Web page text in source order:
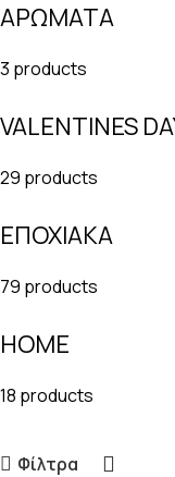
ΑΡΩΜΑΤΑ
3 products
VALENTINES
29 products
ΕΠΟΧΙΑΚΑ
79 products
HOME
18 products
Φίλτρα